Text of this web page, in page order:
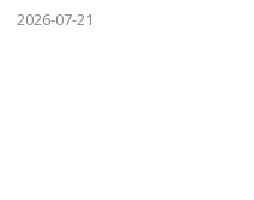
2026-07-21